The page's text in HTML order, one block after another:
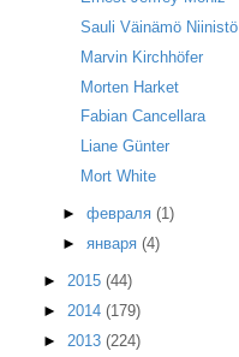
Sauli Väinämö Niinistö
Marvin Kirchhöfer
Morten Harket
Fabian Cancellara
Liane Günter
Mort White
► февраля (1)
► января (4)
► 2015 (44)
► 2014 (179)
► 2013 (224)